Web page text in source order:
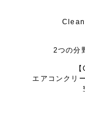
Clean
2つの分
エアコンクリ